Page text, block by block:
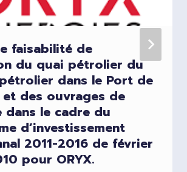
faisabilité de
du quai pétrolier du
dans le Port de
des ouvrages de
dans le cadre du
d’investissement
2011-2016 de février
pour ORYX.